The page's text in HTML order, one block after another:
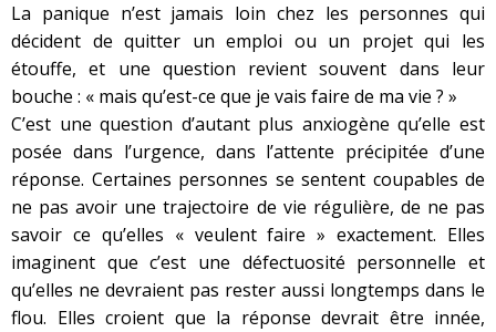
La panique n’est jamais loin chez les personnes qui
décident de quitter un emploi ou un projet qui les
étouffe, et une question revient souvent dans leur
bouche : « mais qu’est-ce que je vais faire de ma vie ? »
C’est une question d’autant plus anxiogène qu’elle est
posée dans l’urgence, dans l’attente précipitée d’une
réponse. Certaines personnes se sentent coupables de
ne pas avoir une trajectoire de vie régulière, de ne pas
savoir ce qu’elles « veulent faire » exactement. Elles
imaginent que c’est une défectuosité personnelle et
qu’elles ne devraient pas rester aussi longtemps dans le
flou. Elles croient que la réponse devrait être innée,